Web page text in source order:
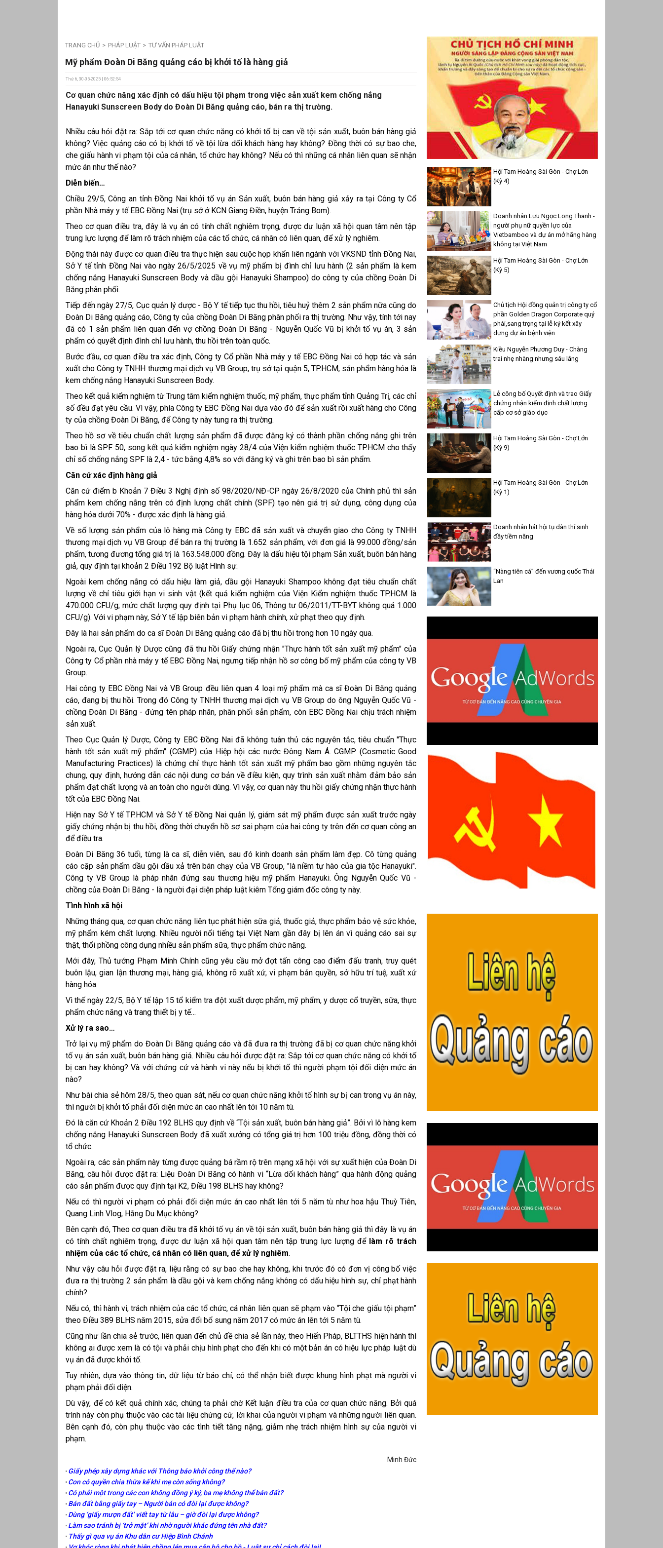
TRANG CHỦ PHÁP LUẬT TƯ VẤN PHÁP LUẬT
Mỹ phẩm Đoàn Di Băng quảng cáo bị khởi tố là hàng giả
Thứ 6, 30-05-2025 | 06:52:54
Cơ quan chức năng xác định có dấu hiệu tội phạm trong việc sản xuất kem chống nắng
Hanayuki Sunscreen Body do Đoàn Di Băng quảng cáo, bán ra thị trường.
Nhiều câu hỏi đặt ra: Sắp tới cơ quan chức năng có khởi tố bị can về tội sản xuất, buôn bán hàng giả
không? Việc quảng cáo có bị khởi tố về tội lừa dối khách hàng hay không? Đồng thời có sự bao che,
che giấu hành vi phạm tội của cá nhân, tổ chức hay không? Nếu có thì những cá nhân liên quan sẽ nhận
mức án như thế nào?
Diễn biến…
Chiều 29/5, Công an tỉnh Đồng Nai khởi tố vụ án Sản xuất, buôn bán hàng giả xảy ra tại Công ty Cổ
phần Nhà máy y tế EBC Đồng Nai (trụ sở ở KCN Giang Điền, huyện Trảng Bom).
Theo cơ quan điều tra, đây là vụ án có tính chất nghiêm trọng, được dư luận xã hội quan tâm nên tập
trung lực lượng để làm rõ trách nhiệm của các tổ chức, cá nhân có liên quan, để xử lý nghiêm.
Động thái này được cơ quan điều tra thực hiện sau cuộc họp khẩn liên ngành với VKSND tỉnh Đồng Nai,
Sở Y tế tỉnh Đồng Nai vào ngày 26/5/2025 về vụ mỹ phẩm bị đình chỉ lưu hành (2 sản phẩm là kem
chống nắng Hanayuki Sunscreen Body và dầu gội Hanayuki Shampoo) do công ty của chồng Đoàn Di
Băng phân phối.
Tiếp đến ngày 27/5, Cục quản lý dược - Bộ Y tế tiếp tục thu hồi, tiêu huỷ thêm 2 sản phẩm nữa cũng do
Đoàn Di Băng quảng cáo, Công ty của chồng Đoàn Di Băng phân phối ra thị trường. Như vậy, tính tới nay
đã có 1 sản phẩm liên quan đến vợ chồng Đoàn Di Băng - Nguyễn Quốc Vũ bị khởi tố vụ án, 3 sản
phẩm có quyết định đình chỉ lưu hành, thu hồi trên toàn quốc.
Bước đầu, cơ quan điều tra xác định, Công ty Cổ phần Nhà máy y tế EBC Đồng Nai có hợp tác và sản
xuất cho Công ty TNHH thương mại dịch vụ VB Group, trụ sở tại quận 5, TP.HCM, sản phẩm hàng hóa là
kem chống nắng Hanayuki Sunscreen Body.
Theo kết quả kiểm nghiệm từ Trung tâm kiểm nghiệm thuốc, mỹ phẩm, thực phẩm tỉnh Quảng Trị, các chỉ
số đều đạt yêu cầu. Vì vậy, phía Công ty EBC Đồng Nai dựa vào đó để sản xuất rồi xuất hàng cho Công
ty của chồng Đoàn Di Băng, để Công ty này tung ra thị trường.
Theo hồ sơ về tiêu chuẩn chất lượng sản phẩm đã được đăng ký có thành phần chống nắng ghi trên
bao bì là SPF 50, song kết quả kiểm nghiệm ngày 28/4 của Viện kiểm nghiệm thuốc TP.HCM cho thấy
chỉ số chống nắng SPF là 2,4 - tức bằng 4,8% so với đăng ký và ghi trên bao bì sản phẩm.
Căn cứ xác định hàng giả
Căn cứ điểm b Khoản 7 Điều 3 Nghị định số 98/2020/NĐ-CP ngày 26/8/2020 của Chính phủ thì sản
phẩm kem chống nắng trên có định lượng chất chính (SPF) tạo nên giá trị sử dụng, công dụng của
hàng hóa dưới 70% - được xác định là hàng giả.
Về số lượng sản phẩm của lô hàng mà Công ty EBC đã sản xuất và chuyển giao cho Công ty TNHH
thương mại dịch vụ VB Group để bán ra thị trường là 1.652 sản phẩm, với đơn giá là 99.000 đồng/sản
phẩm, tương đương tổng giá trị là 163.548.000 đồng. Đây là dấu hiệu tội phạm Sản xuất, buôn bán hàng
giả, quy định tại khoản 2 Điều 192 Bộ luật Hình sự.
Ngoài kem chống nắng có dấu hiệu làm giả, dầu gội Hanayuki Shampoo không đạt tiêu chuẩn chất
lượng về chỉ tiêu giới hạn vi sinh vật (kết quả kiểm nghiệm của Viện Kiểm nghiệm thuốc TP.HCM là
470.000 CFU/g; mức chất lượng quy định tại Phụ lục 06, Thông tư 06/2011/TT-BYT không quá 1.000
CFU/g). Với vi phạm này, Sở Y tế lập biên bản vi phạm hành chính, xử phạt theo quy định.
Đây là hai sản phẩm do ca sĩ Đoàn Di Băng quảng cáo đã bị thu hồi trong hơn 10 ngày qua.
Ngoài ra, Cục Quản lý Dược cũng đã thu hồi Giấy chứng nhận "Thực hành tốt sản xuất mỹ phẩm" của
Công ty Cổ phần nhà máy y tế EBC Đồng Nai, ngưng tiếp nhận hồ sơ công bố mỹ phẩm của công ty VB
Group.
Hai công ty EBC Đồng Nai và VB Group đều liên quan 4 loại mỹ phẩm mà ca sĩ Đoàn Di Băng quảng
cáo, đang bị thu hồi. Trong đó Công ty TNHH thương mại dịch vụ VB Group do ông Nguyễn Quốc Vũ -
chồng Đoàn Di Băng - đứng tên pháp nhân, phân phối sản phẩm, còn EBC Đồng Nai chịu trách nhiệm
sản xuất.
Theo Cục Quản lý Dược, Công ty EBC Đồng Nai đã không tuân thủ các nguyên tắc, tiêu chuẩn "Thực
hành tốt sản xuất mỹ phẩm" (CGMP) của Hiệp hội các nước Đông Nam Á. CGMP (Cosmetic Good
Manufacturing Practices) là chứng chỉ thực hành tốt sản xuất mỹ phẩm bao gồm những nguyên tắc
chung, quy định, hướng dẫn các nội dung cơ bản về điều kiện, quy trình sản xuất nhằm đảm bảo sản
phẩm đạt chất lượng và an toàn cho người dùng. Vì vậy, cơ quan này thu hồi giấy chứng nhận thực hành
tốt của EBC Đồng Nai.
Hiện nay Sở Y tế TP.HCM và Sở Y tế Đồng Nai quản lý, giám sát mỹ phẩm được sản xuất trước ngày
giấy chứng nhận bị thu hồi, đồng thời chuyển hồ sơ sai phạm của hai công ty trên đến cơ quan công an
để điều tra.
Đoàn Di Băng 36 tuổi, từng là ca sĩ, diễn viên, sau đó kinh doanh sản phẩm làm đẹp. Cô từng quảng
cáo cặp sản phẩm dầu gội dầu xả trên bán chạy của VB Group, "là niềm tự hào của gia tộc Hanayuki".
Công ty VB Group là pháp nhân đứng sau thương hiệu mỹ phẩm Hanayuki. Ông Nguyễn Quốc Vũ -
chồng của Đoàn Di Băng - là người đại diện pháp luật kiêm Tổng giám đốc công ty này.
Tình hình xã hội
Những tháng qua, cơ quan chức năng liên tục phát hiện sữa giả, thuốc giả, thực phẩm bảo vệ sức khỏe,
mỹ phẩm kém chất lượng. Nhiều người nổi tiếng tại Việt Nam gần đây bị lên án vì quảng cáo sai sự
thật, thổi phồng công dụng nhiều sản phẩm sữa, thực phẩm chức năng.
Mới đây, Thủ tướng Phạm Minh Chính cũng yêu cầu mở đợt tấn công cao điểm đấu tranh, truy quét
buôn lậu, gian lận thương mại, hàng giả, không rõ xuất xứ, vi phạm bản quyền, sở hữu trí tuệ, xuất xứ
hàng hóa.
Vì thế ngày 22/5, Bộ Y tế lập 15 tổ kiểm tra đột xuất dược phẩm, mỹ phẩm, y dược cổ truyền, sữa, thực
phẩm chức năng và trang thiết bị y tế…
Xử lý ra sao…
Trở lại vụ mỹ phẩm do Đoàn Di Băng quảng cáo và đã đưa ra thị trường đã bị cơ quan chức năng khởi
tố vụ án sản xuất, buôn bán hàng giả. Nhiều câu hỏi được đặt ra: Sắp tới cơ quan chức năng có khởi tố
bị can hay không? Và với chứng cứ và hành vi này nếu bị khởi tố thì người phạm tội đối diện mức án
nào?
Như bài chia sẻ hôm 28/5, theo quan sát, nếu cơ quan chức năng khởi tố hình sự bị can trong vụ án này,
thì người bị khởi tố phải đối diện mức án cao nhất lên tới 10 năm tù.
Đó là căn cứ Khoản 2 Điều 192 BLHS quy định về “Tội sản xuất, buôn bán hàng giả”. Bởi vì lô hàng kem
chống nắng Hanayuki Sunscreen Body đã xuất xưởng có tổng giá trị hơn 100 triệu đồng, đồng thời có
tổ chức.
Ngoài ra, các sản phẩm này từng được quảng bá rầm rộ trên mạng xã hội với sự xuất hiện của Đoàn Di
Băng, câu hỏi được đặt ra: Liệu Đoàn Di Băng có hành vi “Lừa dối khách hàng” qua hành động quảng
cáo sản phẩm được quy định tại K2, Điều 198 BLHS hay không?
Nếu có thì người vi phạm có phải đối diện mức án cao nhất lên tới 5 năm tù như hoa hậu Thuỳ Tiên,
Quang Linh Vlog, Hằng Du Mục không?
Bên cạnh đó, Theo cơ quan điều tra đã khởi tố vụ án về tội sản xuất, buôn bán hàng giả thì đây là vụ án
có tính chất nghiêm trọng, được dư luận xã hội quan tâm nên tập trung lực lượng để làm rõ trách
nhiệm của các tổ chức, cá nhân có liên quan, để xử lý nghiêm.
Như vậy câu hỏi được đặt ra, liệu rằng có sự bao che hay không, khi trước đó có đơn vị công bố việc
đưa ra thị trường 2 sản phẩm là dầu gội và kem chống nắng không có dấu hiệu hình sự, chỉ phạt hành
chính?
Nếu có, thì hành vi, trách nhiệm của các tổ chức, cá nhân liên quan sẽ phạm vào “Tội che giấu tội phạm”
theo Điều 389 BLHS năm 2015, sửa đổi bổ sung năm 2017 có mức án lên tới 5 năm tù.
Cũng như lần chia sẻ trước, liên quan đến chủ đề chia sẻ lần này, theo Hiến Pháp, BLTTHS hiện hành thì
không ai được xem là có tội và phải chịu hình phạt cho đến khi có một bản án có hiệu lực pháp luật dù
vụ án đã được khởi tố.
Tuy nhiên, dựa vào thông tin, dữ liệu từ báo chí, có thể nhận biết được khung hình phạt mà người vi
phạm phải đối diện.
Dù vậy, để có kết quả chính xác, chúng ta phải chờ Kết luận điều tra của cơ quan chức năng. Bởi quá
trình này còn phụ thuộc vào các tài liệu chứng cứ, lời khai của người vi phạm và những người liên quan.
Bên cạnh đó, còn phụ thuộc vào các tình tiết tăng nặng, giảm nhẹ trách nhiệm hình sự của người vi
phạm.
Minh Đức
Giấy phép xây dựng khác với Thông báo khởi công thế nào?
Con có quyền chia thừa kế khi mẹ còn sống không?
Có phải một trong các con không đồng ý ký, ba mẹ không thể bán đất?
Bán đất bằng giấy tay – Người bán có đòi lại được không?
Dùng ‘giấy mượn đất’ viết tay từ lâu – giờ đòi lại được không?
Làm sao tránh bị ‘trở mặt’ khi nhờ người khác đứng tên nhà đất?
Thấy gì qua vụ án Khu dân cư Hiệp Bình Chánh
Hội Tam Hoàng Sài Gòn - Chợ Lớn
(Kỳ 4)
Doanh nhân Lưu Ngọc Long Thanh -
người phụ nữ quyền lực của
Vietbamboo và dự án mở hãng hàng
không tại Việt Nam
Hội Tam Hoàng Sài Gòn - Chợ Lớn
(Kỳ 5)
Chủ tịch Hội đồng quản trị công ty cổ
phần Golden Dragon Corporate quý
phái,sang trọng tại lễ ký kết xây
dựng dự án bệnh viện
Kiều Nguyễn Phương Duy - Chàng
trai nhẹ nhàng nhưng sâu lắng
Lễ công bố Quyết định và trao Giấy
chứng nhận kiểm định chất lượng
cấp cơ sở giáo dục
Hội Tam Hoàng Sài Gòn - Chợ Lớn
(Kỳ 9)
Hội Tam Hoàng Sài Gòn - Chợ Lớn
(Kỳ 1)
Doanh nhân hát hội tụ dàn thí sinh
đầy tiềm năng
“Nàng tiên cá” đến vương quốc Thái
Lan